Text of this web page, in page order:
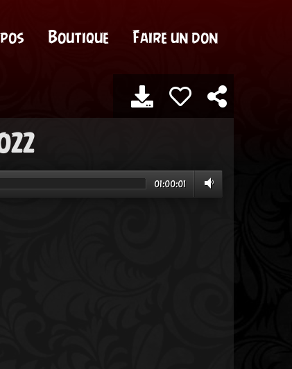
Boutique Faire un don
01:00:01